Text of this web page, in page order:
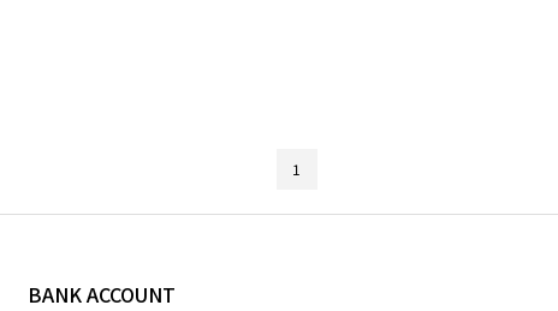
1
BANK ACCOUNT